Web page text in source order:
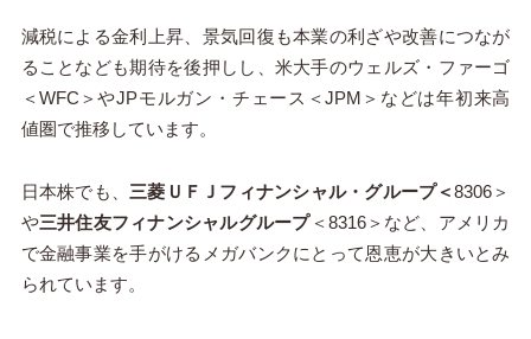
減税による金利上昇、景気回復も本業の利ざや改善につなが
ることなども期待を後押しし、米大手のウェルズ・ファーゴ
＜WFC＞やJPモルガン・チェース＜JPM＞などは年初来高
値圏で推移しています。
日本株でも、 三菱ＵＦＪフィナンシャル・グループ＜8306＞
や三井住友フィナンシャルグループ＜8316＞など、アメリカ
で金融事業を手がけるメガバンクにとって恩恵が大きいとみ
られています。